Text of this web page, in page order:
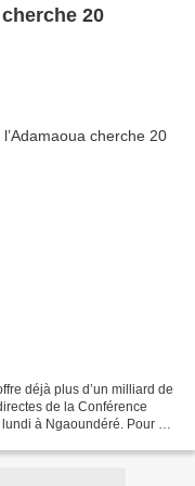
20
déjà plus d’un milliard de
de la Conférence
à Ngaoundéré. Pour un